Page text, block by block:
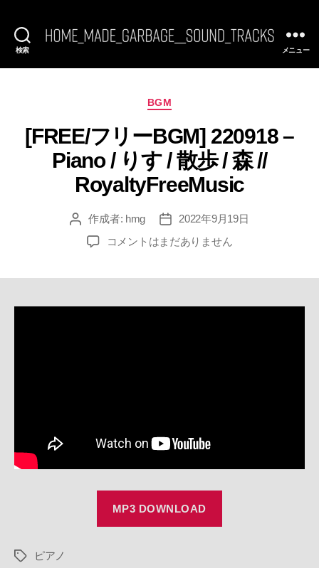
検索
BGM]
SoundTracks
メニュー
カ
ゴ
リ
ー
BGM
[FREE/フリーBGM] 220918 –
Piano / りす / 散歩 / 森 //
RoyaltyFreeMusic
投
作成者: hmg
投
稿
日
2022年9月19日
[FREE/
歩
//
RoyaltyFreeMusic
コメントはまだありません
MP3 DOWNLOAD
タ
ピアノ